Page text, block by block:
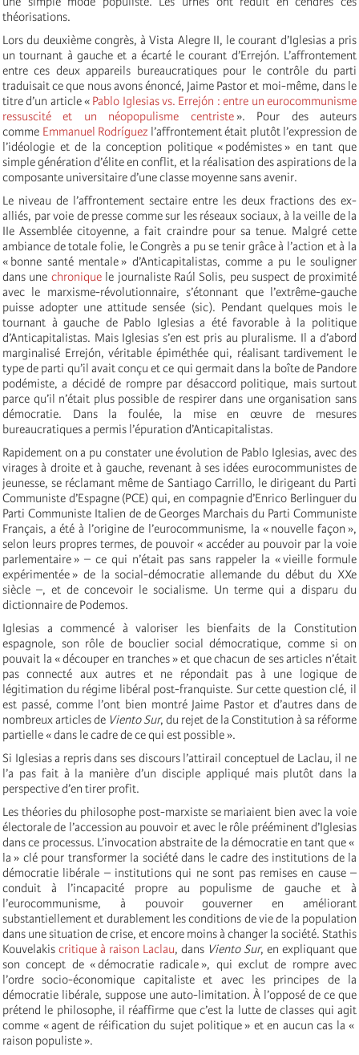
théorisations.
Lors du deuxième congrès, à Vista Alegre II, le courant d’Iglesias a pris
un tournant à gauche et a écarté le courant d’Errejón. L’affrontement
entre ces deux appareils bureaucratiques pour le contrôle du parti
traduisait ce que nous avons énoncé, Jaime Pastor et moi-même, dans le
titre d’un article « Pablo Iglesias vs. Errejón : entre un eurocommunisme
ressuscité et un néopopulisme centriste». Pour des auteurs
comme Emmanuel Rodríguez l’affrontement était plutôt l’expression de
l’idéologie et de la conception politique « podémistes » en tant que
simple génération d’élite en conflit, et la réalisation des aspirations de la
composante universitaire d’une classe moyenne sans avenir.
Le niveau de l’affrontement sectaire entre les deux fractions des ex-
alliés, par voie de presse comme sur les réseaux sociaux, à la veille de la
IIe Assemblée citoyenne, a fait craindre pour sa tenue. Malgré cette
ambiance de totale folie, le Congrès a pu se tenir grâce à l’action et à la
« bonne santé mentale » d’Anticapitalistas, comme a pu le souligner
dans une chroniquele journaliste Raúl Solis, peu suspect de proximité
avec le marxisme-révolutionnaire, s’étonnant que l’extrême-gauche
puisse adopter une attitude sensée (sic). Pendant quelques mois le
tournant à gauche de Pablo Iglesias a été favorable à la politique
d’Anticapitalistas. Mais Iglesias s’en est pris au pluralisme. Il a d’abord
marginalisé Errejón, véritable épiméthée qui, réalisant tardivement le
type de parti qu’il avait conçu et ce qui germait dans la boîte de Pandore
podémiste, a décidé de rompre par désaccord politique, mais surtout
parce qu’il n’était plus possible de respirer dans une organisation sans
démocratie. Dans la foulée, la mise en œuvre de mesures
bureaucratiques a permis l’épuration d’Anticapitalistas.
Rapidement on a pu constater une évolution de Pablo Iglesias, avec des
virages à droite et à gauche, revenant à ses idées eurocommunistes de
jeunesse, se réclamant même de Santiago Carrillo, le dirigeant du Parti
Communiste d’Espagne (PCE) qui, en compagnie d’Enrico Berlinguer du
Parti Communiste Italien de de Georges Marchais du Parti Communiste
Français, a été à l’origine de l’eurocommunisme, la « nouvelle façon »,
selon leurs propres termes, de pouvoir « accéder au pouvoir par la voie
parlementaire » – ce qui n’était pas sans rappeler la « vieille formule
expérimentée » de la social-démocratie allemande du début du XXe
siècle –, et de concevoir le socialisme. Un terme qui a disparu du
dictionnaire de Podemos.
Iglesias a commencé à valoriser les bienfaits de la Constitution
espagnole, son rôle de bouclier social démocratique, comme si on
pouvait la « découper en tranches » et que chacun de ses articles n’était
pas connecté aux autres et ne répondait pas à une logique de
légitimation du régime libéral post-franquiste. Sur cette question clé, il
est passé, comme l’ont bien montré Jaime Pastor et d’autres dans de
nombreux articles de Viento Sur, du rejet de la Constitution à sa réforme
partielle « dans le cadre de ce qui est possible ».
Si Iglesias a repris dans ses discours l’attirail conceptuel de Laclau, il ne
l’a pas fait à la manière d’un disciple appliqué mais plutôt dans la
perspective d’en tirer profit.
Les théories du philosophe post-marxiste se mariaient bien avec la voie
électorale de l’accession au pouvoir et avec le rôle prééminent d’Iglesias
dans ce processus. L’invocation abstraite de la démocratie en tant que «
la » clé pour transformer la société dans le cadre des institutions de la
démocratie libérale – institutions qui ne sont pas remises en cause –
conduit à l’incapacité propre au populisme de gauche et à
l’eurocommunisme, à pouvoir gouverner en améliorant
substantiellement et durablement les conditions de vie de la population
dans une situation de crise, et encore moins à changer la société. Stathis
Kouvelakis critique à raison Laclau, dans Viento Sur, en expliquant que
son concept de « démocratie radicale », qui exclut de rompre avec
l’ordre socio-économique capitaliste et avec les principes de la
démocratie libérale, suppose une auto-limitation. À l’opposé de ce que
prétend le philosophe, il réaffirme que c’est la lutte de classes qui agit
comme « agent de réification du sujet politique » et en aucun cas la «
raison populiste ».